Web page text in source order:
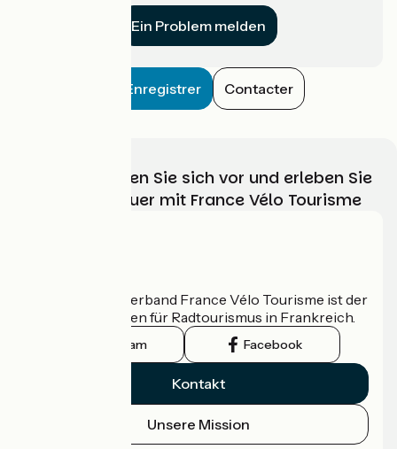
Ein Problem melden
Enregistrer Contacter
Wählen, bereiten Sie sich vor und erleben Sie
Ihr Radabenteuer mit France Vélo Tourisme
Der nationale Verband France Vélo Tourisme ist der
offizielle Leitfaden für Radtourismus in Frankreich.
Instagram Facebook
Kontakt
Unsere Mission